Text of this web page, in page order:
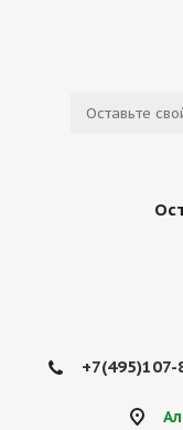
+7(495)107-